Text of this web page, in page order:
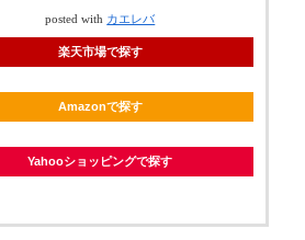
posted with カエレバ
楽天市場で探す
Amazonで探す
Yahooショッピングで探す